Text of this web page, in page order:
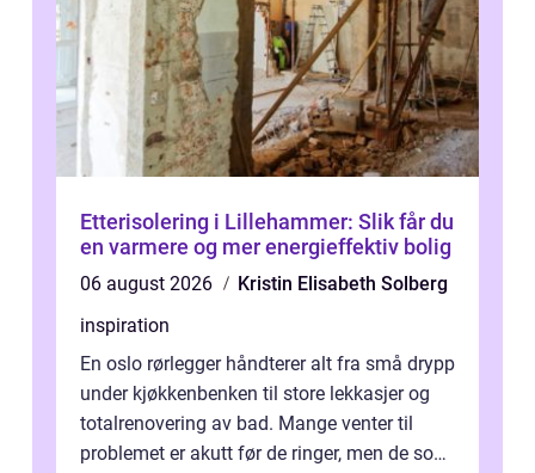
Etterisolering i Lillehammer: Slik får du
en varmere og mer energieffektiv bolig
06 august 2026
Kristin Elisabeth Solberg
inspiration
En oslo rørlegger håndterer alt fra små drypp
under kjøkkenbenken til store lekkasjer og
totalrenovering av bad. Mange venter til
problemet er akutt før de ringer, men de som